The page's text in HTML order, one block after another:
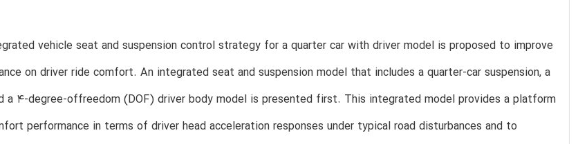
vehicle seat and suspension control strategy for a quarter car with driver model is proposed to improve
on driver ride comfort. An integrated seat and suspension model that includes a quarter-car suspension, a
a 4-degree-offreedom (DOF) driver body model is presented first. This integrated model provides a platform
performance in terms of driver head acceleration responses under typical road disturbances and to